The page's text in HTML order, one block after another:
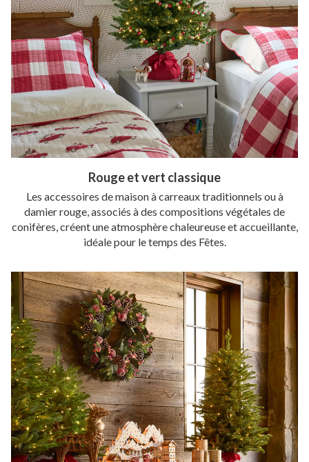
Rouge et vert classique
Les accessoires de maison à carreaux traditionnels ou à
damier rouge, associés à des compositions végétales de
conifères, créent une atmosphère chaleureuse et accueillante,
idéale pour le temps des Fêtes.